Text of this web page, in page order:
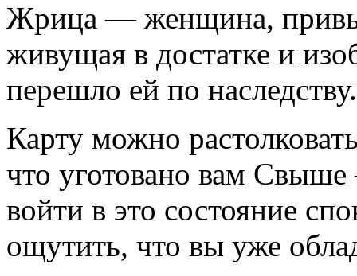
Жрица — женщина,
живущая в достатке и
перешло ей по
Карту можно
что уготовано вам
войти в это состояние
ощутить, что вы уже